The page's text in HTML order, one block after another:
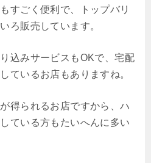
すごく便利で、トップバリ
ろ販売しています。
込みサービスもOKで、宅配
ているお店もありますね。
得られるお店ですから、ハ
ている方もたいへんに多い